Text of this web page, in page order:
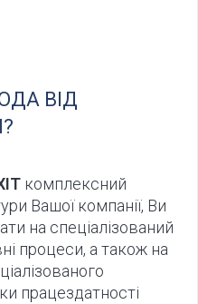
ВІД
комплексний
Вашої компанії, Ви
на спеціалізований
процеси, а також на
працездатності